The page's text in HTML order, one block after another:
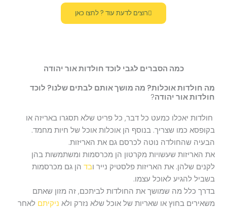
רוצים לדעת עוד ? לחצו כאן
כמה הסברים לגבי לוכד חולדות אור יהודה
מה חולדות אוכלות? מה מושך אותם לבתים שלנו? לוכד
חולדות אור יהודה?
חולדות יאכלו כמעט כל דבר, כל פריט שלא תסגרו באריזה או
בקופסא כמו שצריך. בנוסף הן אוכלות אוכל של חיות מחמד.
הבעיה שהחולדה נוטה לכרסם גם את האריזות.
את האריזות שעשויות מקרטון הן מכרסמות ומשתמשות בהן
לקנים שלהן. את האריזות פלסטיק נייר ובד הן גם מכרסמות
בשביל להגיע לאוכל עצמו.
בדרך כלל מה שמושך את החולדות לביתכם, זה מזון שאתם
משאירים בחוץ או שאריות של אוכל שלא נזרק ולא ניקיתם לאחר